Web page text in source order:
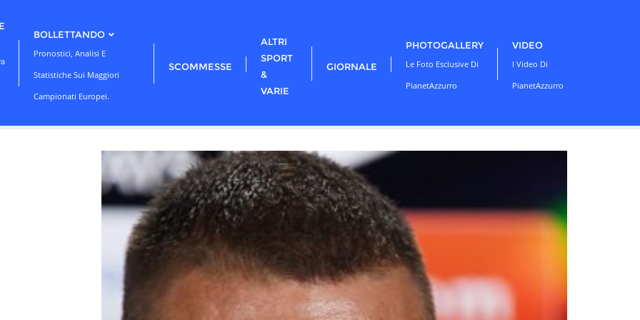
BOLLETTANDO
Pronostici, Analisi E
Statistiche Sui Maggiori
Campionati Europei.
SCOMMESSE
ALTRI
SPORT
&
VARIE
GIORNALE
PHOTOGALLERY
Le Foto Esclusive Di
PianetAzzurro
VIDEO
I Video Di
PianetAzzurro